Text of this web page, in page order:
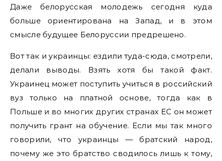
Даже белорусская молодежь сегодня куда
больше ориентирована на Запад, и в этом
смысле будущее Белоруссии предрешено.
Вот так и украинцы: ездили туда-сюда, смотрели,
делали выводы. Взять хотя бы такой факт.
Украинец может поступить учиться в российский
вуз только на платной основе, тогда как в
Польше и во многих других странах ЕС он может
получить грант на обучение. Если мы так много
говорили, что украинцы — братский народ,
почему же это братство сводилось лишь к тому,